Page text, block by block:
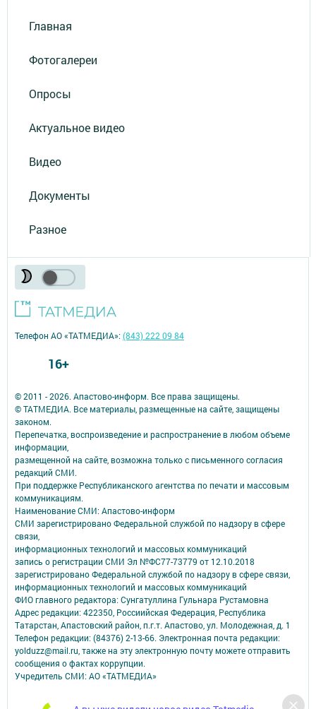
Главная
Фотогалереи
Опросы
Актуальное видео
Видео
Документы
Разное
© 2011 - 2026. Апастово-информ. Все права защищены.
© ТАТМЕДИА. Все материалы, размещенные на сайте, защищены
законом.
Перепечатка, воспроизведение и распространение в любом объеме
информации,
размещенной на сайте, возможна только с письменного согласия
редакций СМИ.
При поддержке Республиканского агентства по печати и массовым
коммуникациям.
Наименование СМИ: Апастово-информ
СМИ зарегистрировано Федеральной службой по надзору в сфере
связи,
информационных технологий и массовых коммуникаций
запись о регистрации СМИ Эл №ФС77-73779 от 12.10.2018
зарегистрировано Федеральной службой по надзору в сфере связи,
информационных технологий и массовых коммуникаций
ФИО главного редактора: Сунгатуллина Гульнара Рустамовна
Адрес редакции: 422350, Россиийская Федерация, Республика
Татарстан, Апастовский район, п.г.т. Апастово, ул. Молодежная, д. 1
Телефон редакции: (84376) 2-13-66. Электронная почта редакции:
yolduzz@mail.ru, также на эту электронную почту можете отправить
сообщения о фактах коррупции.
Учредитель СМИ: АО «ТАТМЕДИА»
Антикоррупционная политика
Телефон АО «ТАТМЕДИА»:(843) 222 09 84
16+